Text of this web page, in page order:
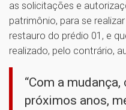
as solicitações e
patrimônio, para se
restauro do prédio 01, e
realizado, pelo contrário,
“Com a
próximos anos,